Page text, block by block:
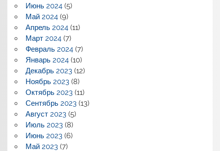
Июнь 2024(5)
Май 2024(9)
Апрель 2024(11)
Март 2024(7)
Февраль 2024(7)
Январь 2024(10)
Декабрь 2023(12)
Ноябрь 2023(8)
Октябрь 2023(11)
Сентябрь 2023(13)
Август 2023(5)
Июль 2023(8)
Июнь 2023(6)
Май 2023(7)